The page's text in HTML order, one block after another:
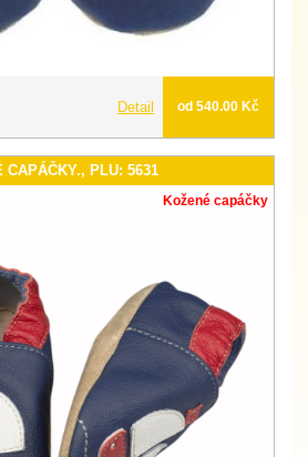
Detail od 540.00 Kč
CAPÁČKY., PLU: 5631
Kožené capáčky